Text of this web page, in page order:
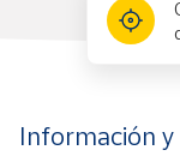
Información y